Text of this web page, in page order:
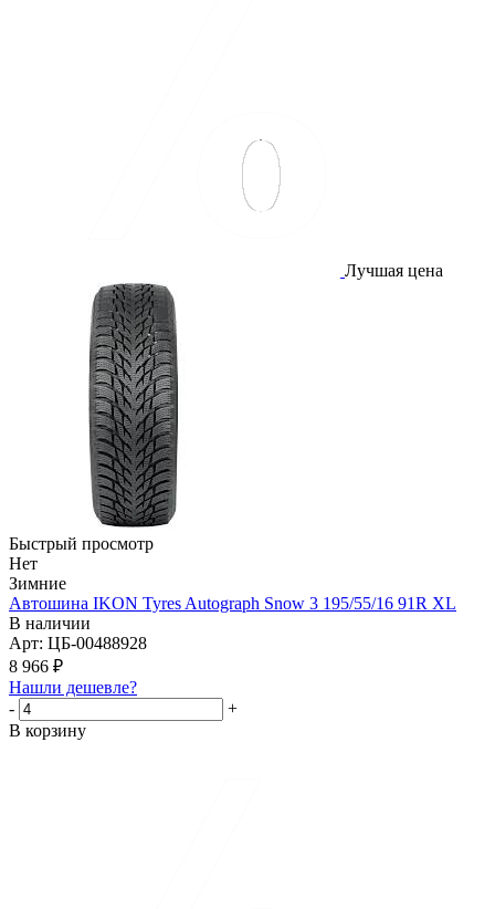
Лучшая цена
Быстрый просмотр
Нет
Зимние
Автошина IKON Tyres Autograph Snow 3 195/55/16 91R XL
В наличии
Арт: ЦБ-00488928
8 966 ₽
Нашли дешевле?
-
+
В корзину